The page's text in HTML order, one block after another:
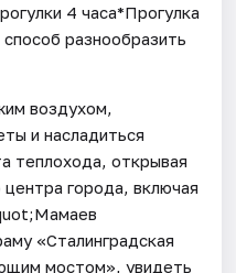
4 часа*Прогулка
разнообразить
воздухом,
и насладиться
теплохода, открывая
центра города, включая
«Сталинградская
мостом», увидеть